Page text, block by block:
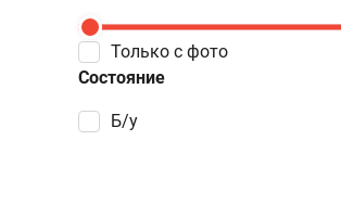
Состояние
Б/у
Только с фото